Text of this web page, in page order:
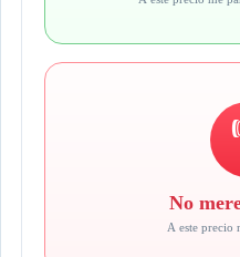
No
A este precio